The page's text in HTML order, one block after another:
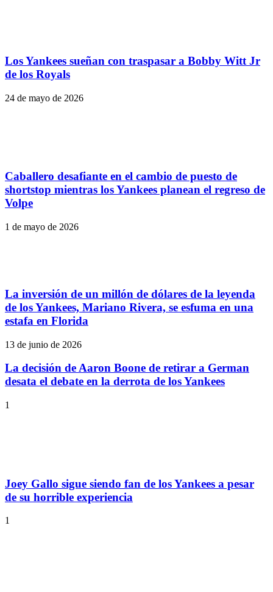
Los Yankees sueñan con traspasar a Bobby Witt Jr
de los Royals
24 de mayo de 2026
Caballero desafiante en el cambio de puesto de
shortstop mientras los Yankees planean el regreso de
Volpe
1 de mayo de 2026
La inversión de un millón de dólares de la leyenda
de los Yankees, Mariano Rivera, se esfuma en una
estafa en Florida
13 de junio de 2026
La decisión de Aaron Boone de retirar a German
desata el debate en la derrota de los Yankees
1
Joey Gallo sigue siendo fan de los Yankees a pesar
de su horrible experiencia
1